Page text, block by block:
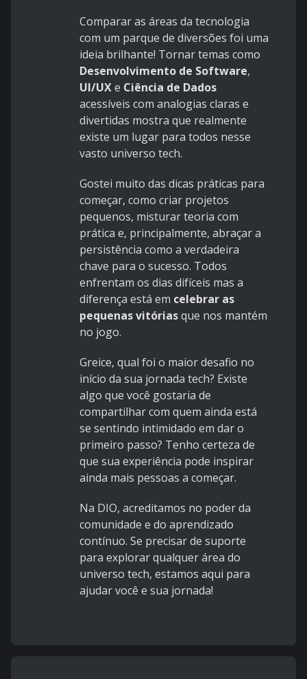
Comparar as áreas da tecnologia
com um parque de diversões foi uma
ideia brilhante! Tornar temas como
Desenvolvimento de Software,
UI/UXe Ciência de Dados
acessíveis com analogias claras e
divertidas mostra que realmente
existe um lugar para todos nesse
vasto universo tech.
Gostei muito das dicas práticas para
começar, como criar projetos
pequenos, misturar teoria com
prática e, principalmente, abraçar a
persistência como a verdadeira
chave para o sucesso. Todos
enfrentam os dias difíceis mas a
diferença está em celebrar as
pequenas vitóriasque nos mantém
no jogo.
Greice, qual foi o maior desafio no
início da sua jornada tech? Existe
algo que você gostaria de
compartilhar com quem ainda está
se sentindo intimidado em dar o
primeiro passo? Tenho certeza de
que sua experiência pode inspirar
ainda mais pessoas a começar.
Na DIO, acreditamos no poder da
comunidade e do aprendizado
contínuo. Se precisar de suporte
para explorar qualquer área do
universo tech, estamos aqui para
ajudar você e sua jornada!